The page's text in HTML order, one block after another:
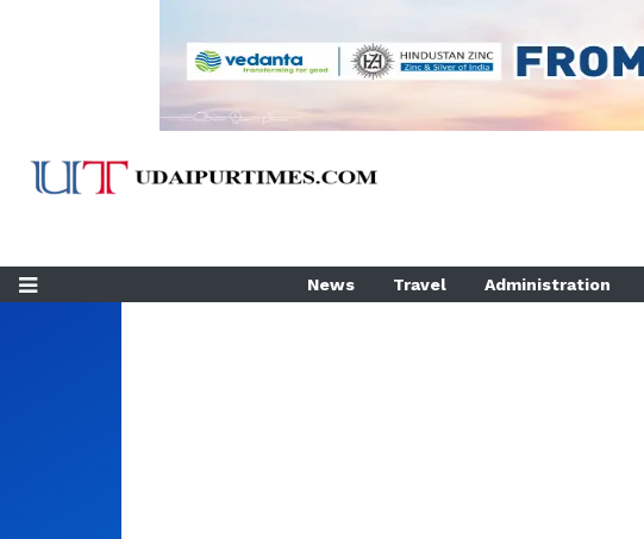
News Travel Administration